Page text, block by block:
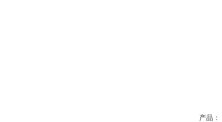
产品：